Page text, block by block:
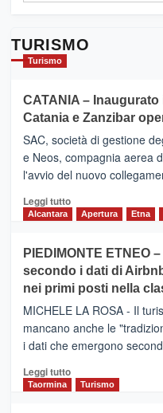
TURISMO
Turismo
CATANIA –
Catania e Zanzibar
SAC, società di gestione
e Neos, compagnia aerea
l'avvio del nuovo
Leggi tuttoLeggi
CATANIA
–
Inaugurato
il
nuovo
collegamento
tra
e
Zanzibar
Alcantara Apertura Etna
PIEDIMONTE ETNEO
secondo i dati di
nei primi posti nella
MICHELE LA ROSA - Il
mancano anche le
i dati che emergono
Leggi tuttoLeggi
Taormina Turismo